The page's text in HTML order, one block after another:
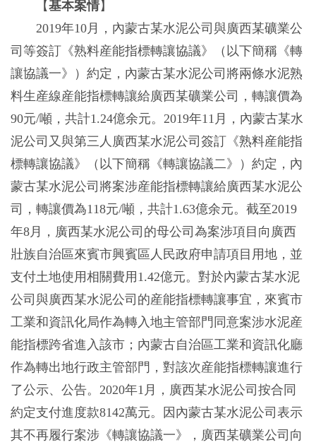
【基本案情】
2019年10月，內蒙古某水泥公司與廣西某礦業公
司等簽訂《熟料産能指標轉讓協議》（以下簡稱《轉
讓協議一》）約定，內蒙古某水泥公司將兩條水泥熟
料生産線産能指標轉讓給廣西某礦業公司，轉讓價為
90元/噸，共計1.24億余元。2019年11月，內蒙古某水
泥公司又與第三人廣西某水泥公司簽訂《熟料産能指
標轉讓協議》（以下簡稱《轉讓協議二》）約定，內
蒙古某水泥公司將案涉産能指標轉讓給廣西某水泥公
司，轉讓價為118元/噸，共計1.63億余元。截至2019
年8月，廣西某水泥公司的母公司為案涉項目向廣西
壯族自治區來賓市興賓區人民政府申請項目用地，並
支付土地使用相關費用1.42億元。對於內蒙古某水泥
公司與廣西某水泥公司的産能指標轉讓事宜，來賓市
工業和資訊化局作為轉入地主管部門同意案涉水泥産
能指標跨省進入該市；內蒙古自治區工業和資訊化廳
作為轉出地行政主管部門，對該次産能指標轉讓進行
了公示、公告。2020年1月，廣西某水泥公司按合同
約定支付進度款8142萬元。因內蒙古某水泥公司表示
其不再履行案涉《轉讓協議一》，廣西某礦業公司向